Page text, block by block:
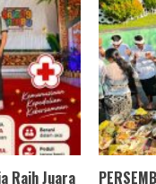
Raih Juara